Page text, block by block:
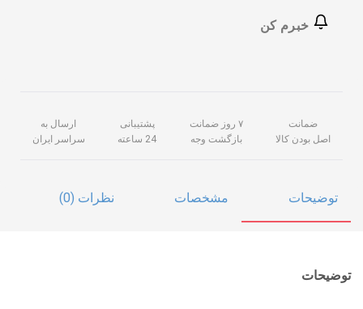
ضمانت
اصل بودن کالا
۷ روز ضمانت
بازگشت وجه
پشتیبانی
24 ساعته
ارسال به
سراسر ایران
توضیحات مشخصات نظرات (0)
توضیحات